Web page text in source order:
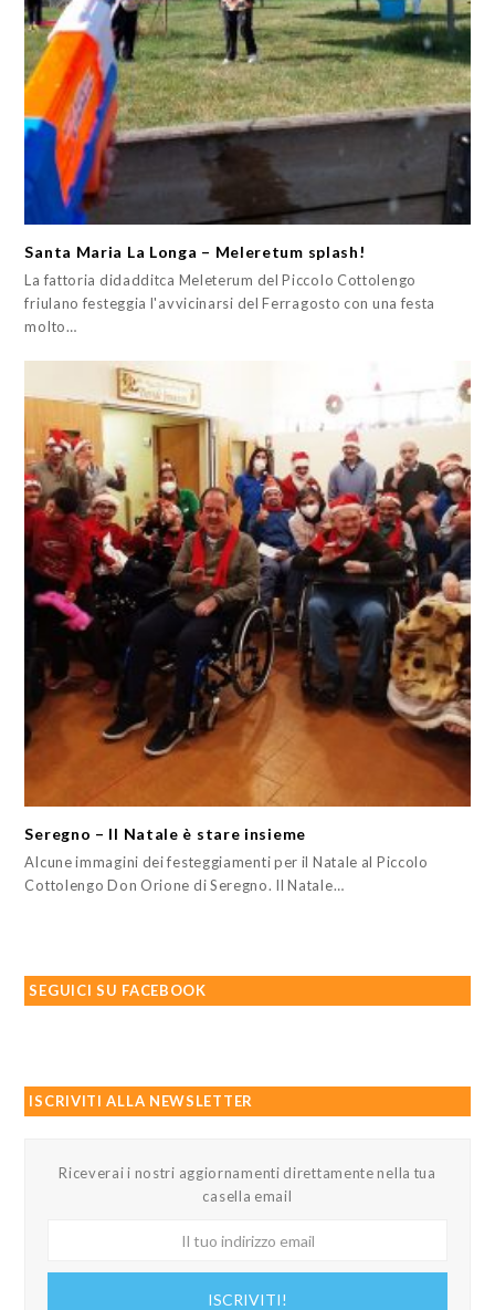
Santa Maria La Longa – Meleretum splash!
La fattoria didadditca Meleterum del Piccolo Cottolengo
friulano festeggia l'avvicinarsi del Ferragosto con una festa
molto…
Seregno – Il Natale è stare insieme
Alcune immagini dei festeggiamenti per il Natale al Piccolo
Cottolengo Don Orione di Seregno. Il Natale…
SEGUICI SU FACEBOOK
ISCRIVITI ALLA NEWSLETTER
Riceverai i nostri aggiornamenti direttamente nella tua
casella email
ISCRIVITI!